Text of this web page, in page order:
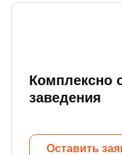
Комплексно
заведения
Оставить